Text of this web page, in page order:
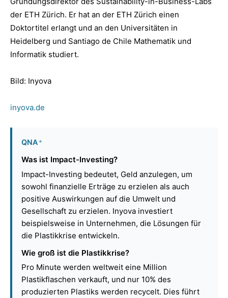
der ETH Zürich. Er hat an der ETH Zürich einen
Doktortitel erlangt und an den Universitäten in
Heidelberg und Santiago de Chile Mathematik und
Informatik studiert.
Bild: Inyova
inyova.de
QNA*
Was ist Impact-Investing?
Impact-Investing bedeutet, Geld anzulegen, um
sowohl finanzielle Erträge zu erzielen als auch
positive Auswirkungen auf die Umwelt und
Gesellschaft zu erzielen. Inyova investiert
beispielsweise in Unternehmen, die Lösungen für
die Plastikkrise entwickeln.
Wie groß ist die Plastikkrise?
Pro Minute werden weltweit eine Million
Plastikflaschen verkauft, und nur 10% des
produzierten Plastiks werden recycelt. Dies führt